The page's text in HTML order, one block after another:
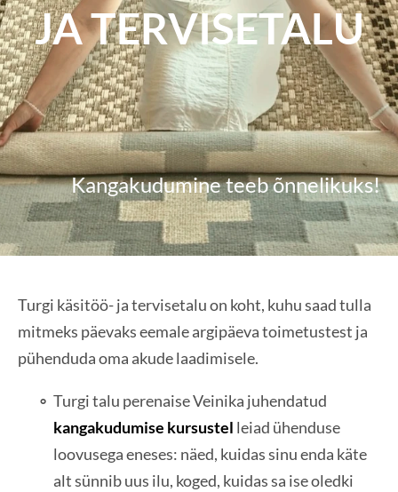
JA TERVISETALU
Kangakudumine teeb õnnelikuks!
Turgi käsitöö- ja tervisetalu on koht, kuhu saad tulla
mitmeks päevaks eemale argipäeva toimetustest ja
pühenduda oma akude laadimisele.
Turgi talu perenaise Veinika juhendatud
kangakudumise kursustel leiad ühenduse
loovusega eneses: näed, kuidas sinu enda käte
alt sünnib uus ilu, koged, kuidas sa ise oledki